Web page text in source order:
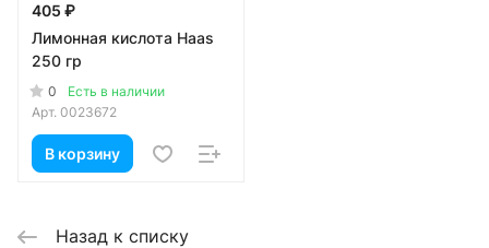
405 ₽
Лимонная кислота Haas
250 гр
0
Есть в наличии
Арт. 0023672
В корзину
Назад к списку